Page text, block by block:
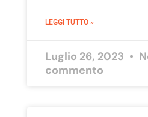
LEGGI TUTTO »
Luglio 26, 2023
commento